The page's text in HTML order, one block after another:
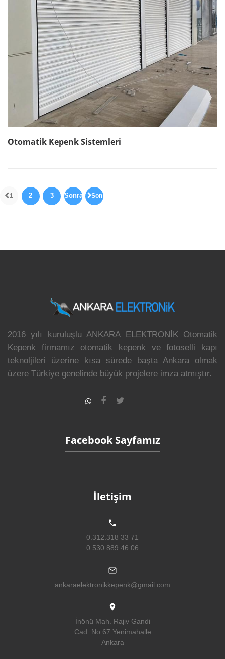
Otomatik Kepenk Sistemleri
1 2 3 Sonraki Son
2016 yılı kuruluşlu ANKARA ELEKTRONİK Otomatik
Kepenk firmamız otomatik kepenk ve fotoselli kapı
teknoljileri üzerine kısa sürede başta Ankara olmak
üzere Türkiye genelinde büyük projelere imza atmıştır.
Facebook Sayfamız
İletişim
0.312.318 33 71
0.530.889 46 06
ankaraelektronikkepenk@gmail.com
İnönü Mah. Rajiv Gandi
Cad. No:67 Yenimahalle
Ankara